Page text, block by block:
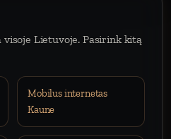
Lietuvoje. Pasirink kitą
Mobilus internetas
Kaune